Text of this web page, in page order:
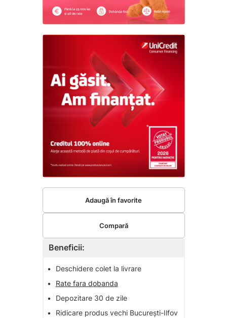
Beneficii:
•
Deschidere colet la livrare
•
Rate fara dobanda
•
Depozitare 30 de zile
•
Ridicare produs vechi București-Ilfov
Adaugă în favorite
Compară